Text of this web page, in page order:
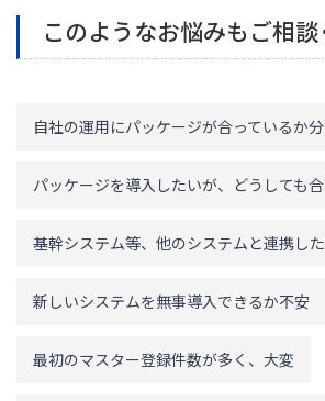
このようなお悩みもご相
自社の運用にパッケージが合っているか
パッケージを導入したいが、どうしても
基幹システム等、他のシステムと連携し
新しいシステムを無事導入できるか不安
最初のマスター登録件数が多く、大変